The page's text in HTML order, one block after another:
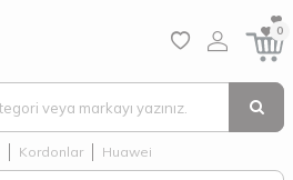
0
Kordonlar Huawei